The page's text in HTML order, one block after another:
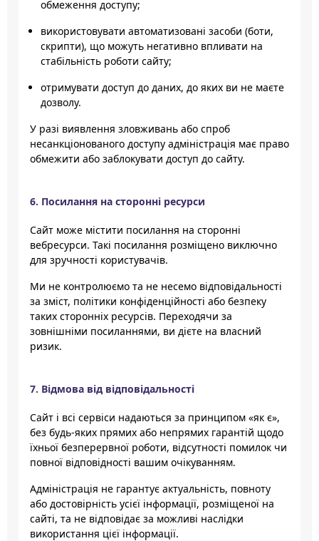
обмеження доступу;
використовувати автоматизовані засоби (боти,
скрипти), що можуть негативно впливати на
стабільність роботи сайту;
отримувати доступ до даних, до яких ви не маєте
дозволу.
У разі виявлення зловживань або спроб
несанкціонованого доступу адміністрація має право
обмежити або заблокувати доступ до сайту.
6. Посилання на сторонні ресурси
Сайт може містити посилання на сторонні
вебресурси. Такі посилання розміщено виключно
для зручності користувачів.
Ми не контролюємо та не несемо відповідальності
за зміст, політики конфіденційності або безпеку
таких сторонніх ресурсів. Переходячи за
зовнішніми посиланнями, ви дієте на власний
ризик.
7. Відмова від відповідальності
Сайт і всі сервіси надаються за принципом «як є»,
без будь-яких прямих або непрямих гарантій щодо
їхньої безперервної роботи, відсутності помилок чи
повної відповідності вашим очікуванням.
Адміністрація не гарантує актуальність, повноту
або достовірність усієї інформації, розміщеної на
сайті, та не відповідає за можливі наслідки
використання цієї інформації.